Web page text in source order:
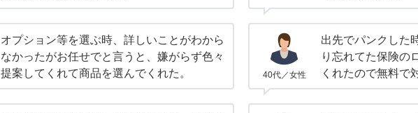
オプション等を選ぶ時、詳しいことがわから
なかったがお任せでと言うと、嫌がらず色々
提案してくれて商品を選んでくれた。
40代／女性
出先でパンクした
り忘れてた保険の
くれたので無料で